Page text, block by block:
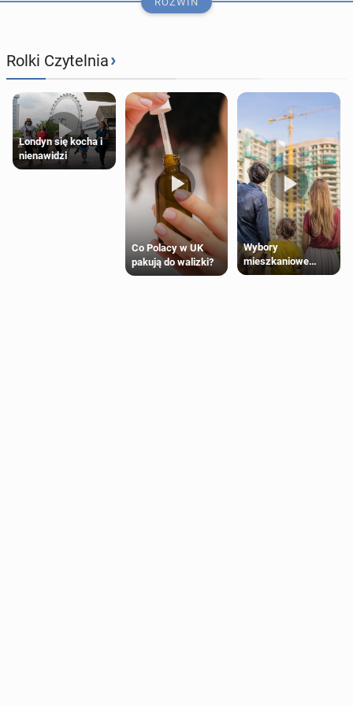
Rolki Czytelnia›
Londyn się kocha i
nienawidzi
Co Polacy w UK
pakują do walizki?
Wybory
mieszkaniowe
Polaków 2025